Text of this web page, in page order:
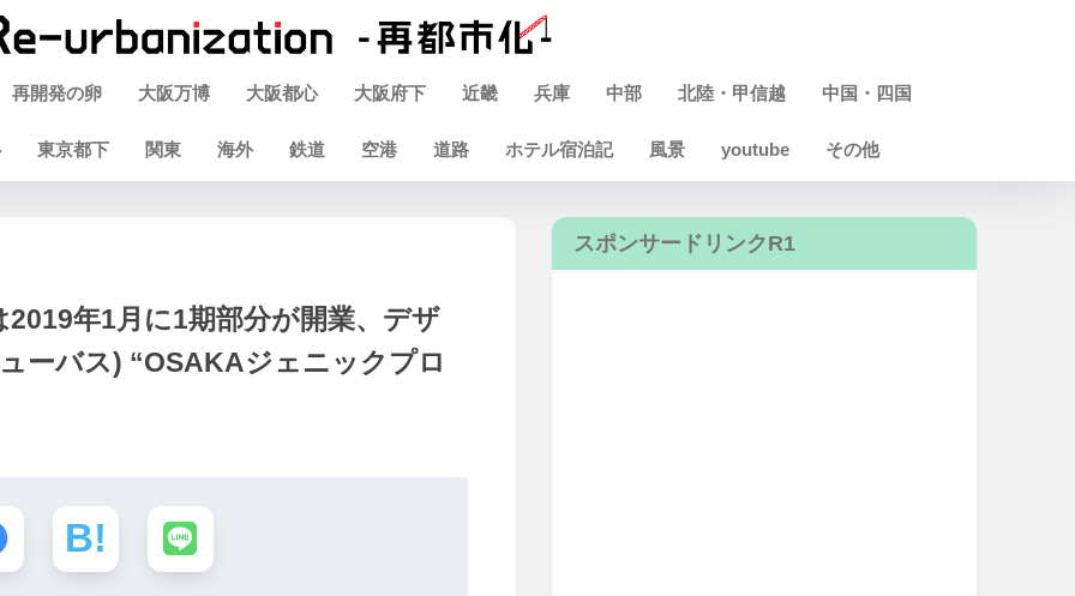
再開発の卵 大阪万博 大阪都心 大阪府下 近畿 兵庫 中部 北陸・甲信越 中国・四国
東京都下 関東 海外 鉄道 空港 道路 ホテル宿泊記 風景 youtube その他
年1月に1期部分が開業、デザ
ーバス) “OSAKAジェニックプロ
スポンサードリンクR1